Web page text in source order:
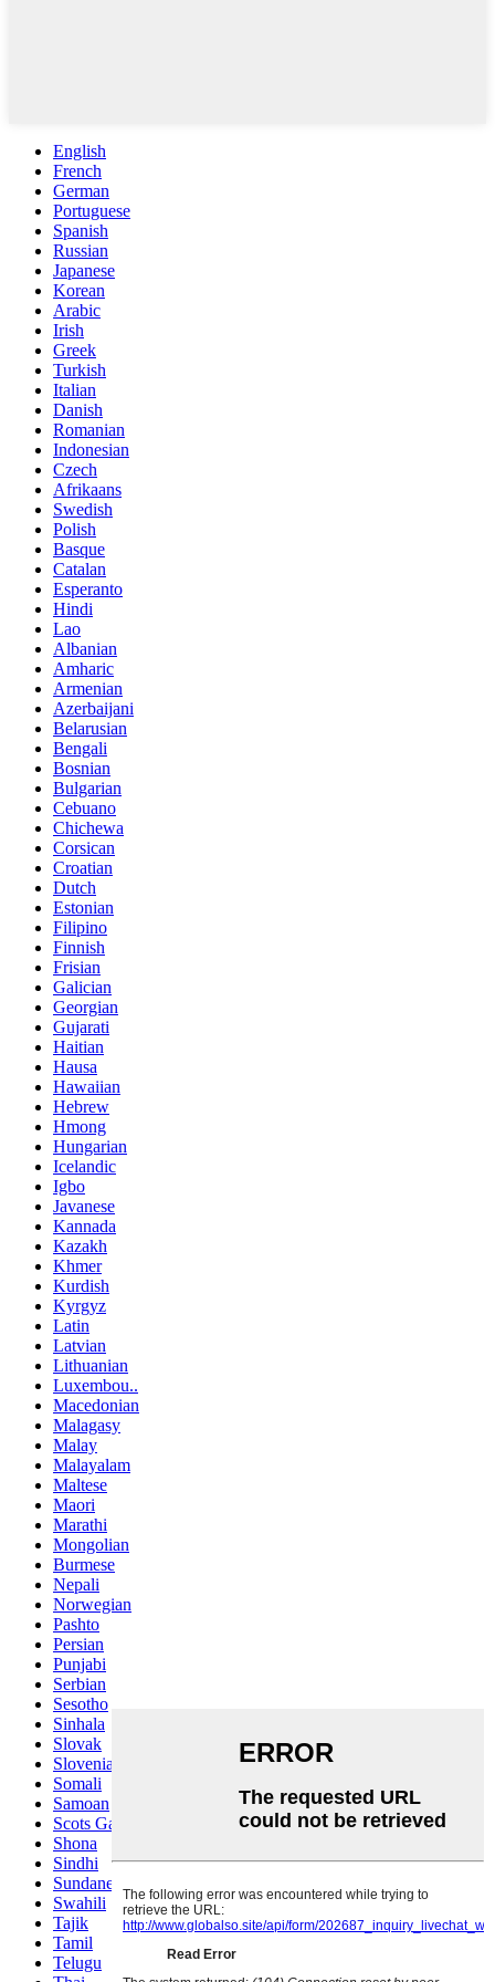
English
French
German
Portuguese
Spanish
Russian
Japanese
Korean
Arabic
Irish
Greek
Turkish
Italian
Danish
Romanian
Indonesian
Czech
Afrikaans
Swedish
Polish
Basque
Catalan
Esperanto
Hindi
Lao
Albanian
Amharic
Armenian
Azerbaijani
Belarusian
Bengali
Bosnian
Bulgarian
Cebuano
Chichewa
Corsican
Croatian
Dutch
Estonian
Filipino
Finnish
Frisian
Galician
Georgian
Gujarati
Haitian
Hausa
Hawaiian
Hebrew
Hmong
Hungarian
Icelandic
Igbo
Javanese
Kannada
Kazakh
Khmer
Kurdish
Kyrgyz
Latin
Latvian
Lithuanian
Luxembou..
Macedonian
Malagasy
Malay
Malayalam
Maltese
Maori
Marathi
Mongolian
Burmese
Nepali
Norwegian
Pashto
Persian
Punjabi
Serbian
Sesotho
Sinhala
Slovak
Slovenian
Somali
Samoan
Scots Gaelic
Shona
Sindhi
Sundanese
Swahili
Tajik
Tamil
Telugu